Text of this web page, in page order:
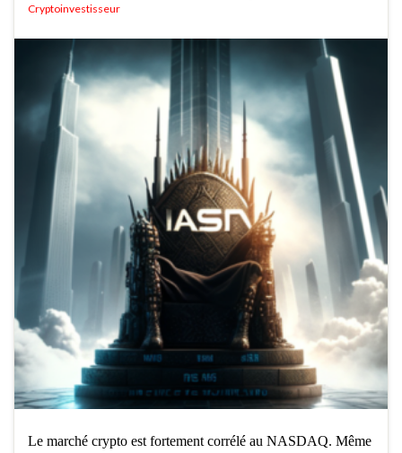
Cryptoinvestisseur
Le marché crypto est fortement corrélé au NASDAQ. Même